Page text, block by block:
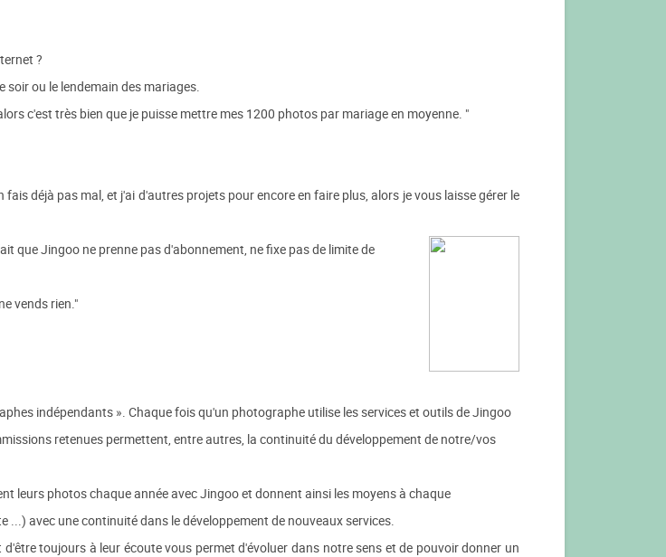
?
soir ou le lendemain des mariages.
c'est très bien que je puisse mettre mes 1200 photos par mariage en moyenne. "
déjà pas mal, et j'ai d'autres projets pour encore en faire plus, alors je vous laisse gérer le
que Jingoo ne prenne pas d'abonnement, ne fixe pas de limite de
vends rien."
indépendants ». Chaque fois qu'un photographe utilise les services et outils de Jingoo
retenues permettent, entre autres, la continuité du développement de notre/vos
leurs photos chaque année avec Jingoo et donnent ainsi les moyens à chaque
avec une continuité dans le développement de nouveaux services.
toujours à leur écoute vous permet d'évoluer dans notre sens et de pouvoir donner un